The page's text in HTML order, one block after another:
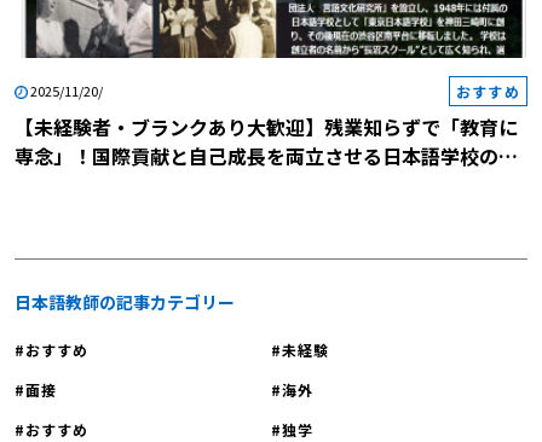
2025/11/20/ おすすめ
【未経験者・ブランクあり大歓迎】残業知らずで「教育に
専念」！国際貢献と自己成長を両立させる日本語学校の説
日本語教師の記事カテゴリー
おすすめ
未経験
面接
海外
おすすめ
独学